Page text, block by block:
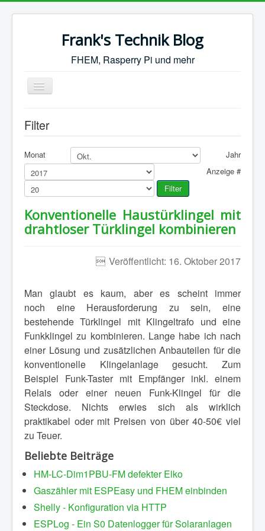
Frank's Technik Blog
FHEM, Rasperry Pi und mehr
Toggle
Navigation
FHEM
Synology
Motorrad
Sonstiges
Filter
Monat
Jahr
Anzeige #
Filter
Konventionelle Haustürklingel mit
drahtloser Türklingel kombinieren
Veröffentlicht: 16. Oktober 2017
Man glaubt es kaum, aber es scheint immer
noch eine Herausforderung zu sein, eine
bestehende Türklingel mit Klingeltrafo und eine
Funkklingel zu kombinieren. Lange habe ich nach
einer Lösung und zusätzlichen Anbauteilen für die
konventionelle Klingelanlage gesucht. Zum
Beispiel Funk-Taster mit Empfänger inkl. einem
Relais oder einer neuen Funk-Klingel für die
Steckdose. Nichts erwies sich als wirklich
praktikabel oder mit Preisen von über 40-50€ viel
zu Teuer.
Beliebte Beiträge
HM-LC-Dim1PBU-FM defekter Elko
Gaszähler mit ESPEasy und FHEM einbinden
Shelly - Konfiguration via HTTP
ESPLog - Ein S0 Datenlogger für Solaranlagen